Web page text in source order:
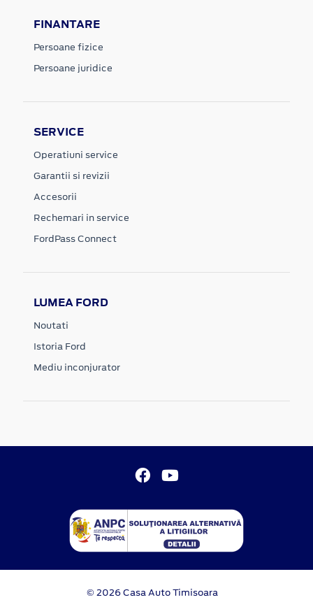
FINANTARE
Persoane fizice
Persoane juridice
SERVICE
Operatiuni service
Garantii si revizii
Accesorii
Rechemari in service
FordPass Connect
LUMEA FORD
Noutati
Istoria Ford
Mediu inconjurator
© 2026 Casa Auto Timisoara